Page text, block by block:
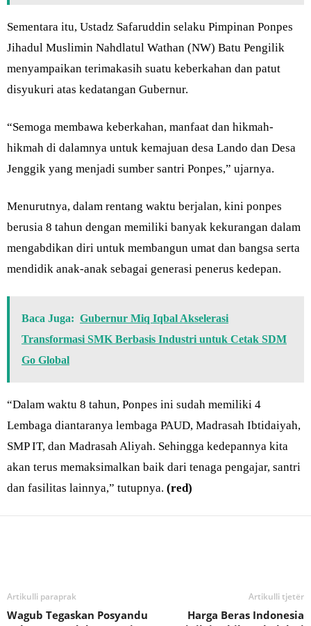
Sementara itu, Ustadz Safaruddin selaku Pimpinan Ponpes
Jihadul Muslimin Nahdlatul Wathan (NW) Batu Pengilik
menyampaikan terimakasih suatu keberkahan dan patut
disyukuri atas kedatangan Gubernur.
“Semoga membawa keberkahan, manfaat dan hikmah-
hikmah di dalamnya untuk kemajuan desa Lando dan Desa
Jenggik yang menjadi sumber santri Ponpes,” ujarnya.
Menurutnya, dalam rentang waktu berjalan, kini ponpes
berusia 8 tahun dengan memiliki banyak kekurangan dalam
mengabdikan diri untuk membangun umat dan bangsa serta
mendidik anak-anak sebagai generasi penerus kedepan.
Baca Juga: Gubernur Miq Iqbal Akselerasi
Transformasi SMK Berbasis Industri untuk Cetak SDM
Go Global
“Dalam waktu 8 tahun, Ponpes ini sudah memiliki 4
Lembaga diantaranya lembaga PAUD, Madrasah Ibtidaiyah,
SMP IT, dan Madrasah Aliyah. Sehingga kedepannya kita
akan terus memaksimalkan baik dari tenaga pengajar, santri
dan fasilitas lainnya,” tutupnya. (red)
Artikulli paraprak
Wagub Tegaskan Posyandu
Artikulli tjetër
Harga Beras Indonesia